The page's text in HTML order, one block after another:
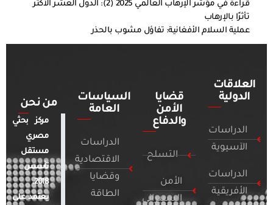
قراءة في مؤشر الإرهاب العالمي 2025 (2): الدول العشر الأكثر
تأثرًا بالإرهاب
عملية السلام الأفغانية: تفاؤل مشوب بالحذر
العلاقات
الدولية
الدراسات
الآسيوية
الدراسات
الأفريقية
قضايا
الأمن
والدفاع
التسلح
الأمن
السيبراني
السياسات
العامة
الدراسات
الاقتصادية
وقضايا
الطاقة
من نحن
مركز بحثي
مصري
مستقل
تأسس
2018.
يعتمد على